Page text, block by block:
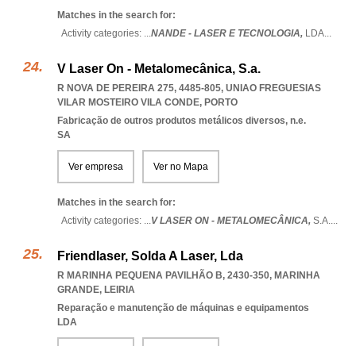
Matches in the search for:
Activity categories: ...NANDE - LASER E TECNOLOGIA, LDA...
V Laser On - Metalomecânica, S.a.
R NOVA DE PEREIRA 275, 4485-805, UNIAO FREGUESIAS
VILAR MOSTEIRO VILA CONDE, PORTO
Fabricação de outros produtos metálicos diversos, n.e.
SA
Ver empresa Ver no Mapa
Matches in the search for:
Activity categories: ...V LASER ON - METALOMECÂNICA, S.A....
Friendlaser, Solda A Laser, Lda
R MARINHA PEQUENA PAVILHÃO B, 2430-350, MARINHA
GRANDE, LEIRIA
Reparação e manutenção de máquinas e equipamentos
LDA